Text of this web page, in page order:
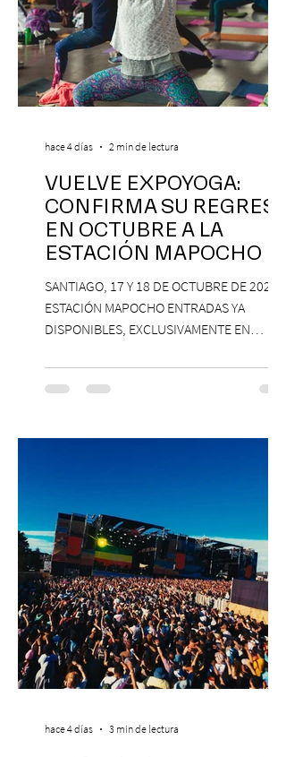
VUELVE EXPOYOGA:
CONFIRMA SU REGRESO
EN OCTUBRE A LA
ESTACIÓN MAPOCHO
SANTIAGO, 17 Y 18 DE OCTUBRE DE 2026,
ESTACIÓN MAPOCHO ENTRADAS YA
DISPONIBLES, EXCLUSIVAMENTE EN
con una edición renovada que reunirá
yoga, bienestar y vida consciente, con la
Antonella Orsini, Yoga Woman y más
Centro Cultural Estación Mapocho, espacio
que albergará durante dos jornadas una
pro
hace 4 días 2 min de lectura
hace 4 días 3 min de lectura